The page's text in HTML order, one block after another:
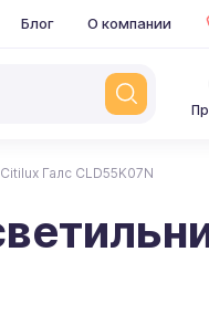
Блог О компании
Галс CLD55K07N